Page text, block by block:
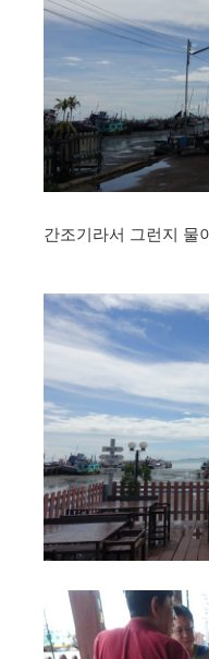
간조기라서 그런지 물